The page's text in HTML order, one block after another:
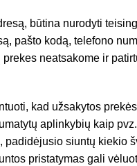
būtina nurodyti
pašto kodą, telefono
neatsakome ir
kad užsakytos
aplinkybių kaip pvz.
padidėjusio siuntų kiekio
pristatymas gali